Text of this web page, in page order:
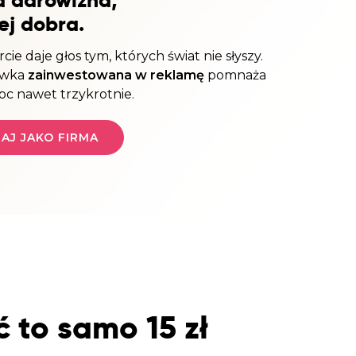
dla Życia
dziecko cierpiące z powodu
dobra.
daje głos tym, których świat nie słyszy.
zainwestowana w reklamę pomnaża
nawet trzykrotnie.
JAKO FIRMA
samo 15 zł